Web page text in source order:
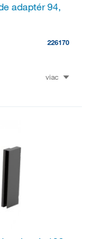
adaptér 94,
226170
viac